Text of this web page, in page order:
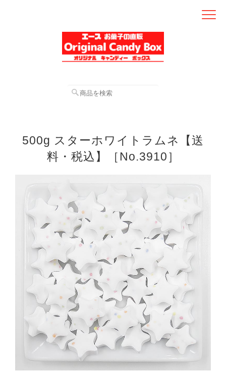
500g スターホワイトラムネ【送
料・税込】［No.3910］